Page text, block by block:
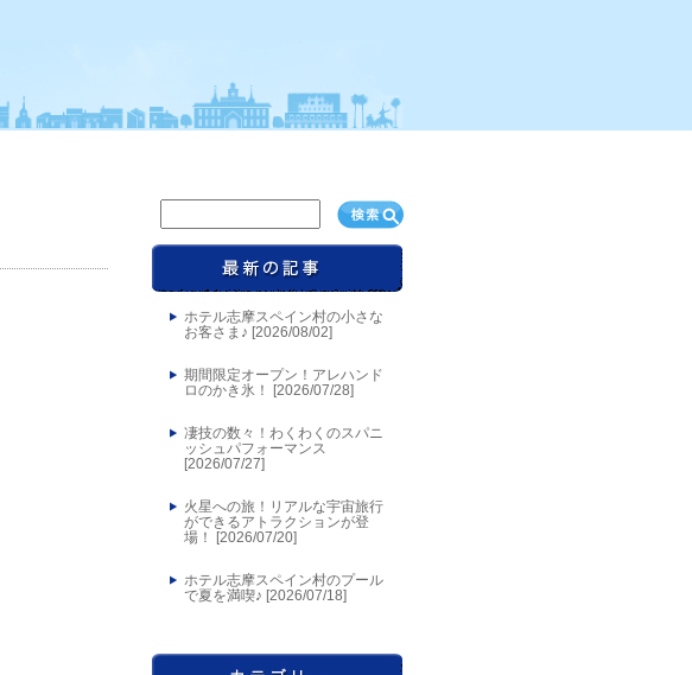
ホテル志摩スペイン村の小さな
お客さま♪ [2026/08/02]
期間限定オープン！アレハンド
ロのかき氷！ [2026/07/28]
凄技の数々！わくわくのスパニ
ッシュパフォーマンス
[2026/07/27]
火星への旅！リアルな宇宙旅行
ができるアトラクションが登
場！ [2026/07/20]
ホテル志摩スペイン村のプール
で夏を満喫♪ [2026/07/18]